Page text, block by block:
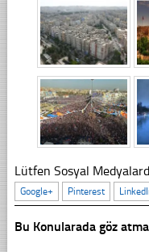
Lütfen Sosyal
Google+
Pinterest
Bu Konularada göz